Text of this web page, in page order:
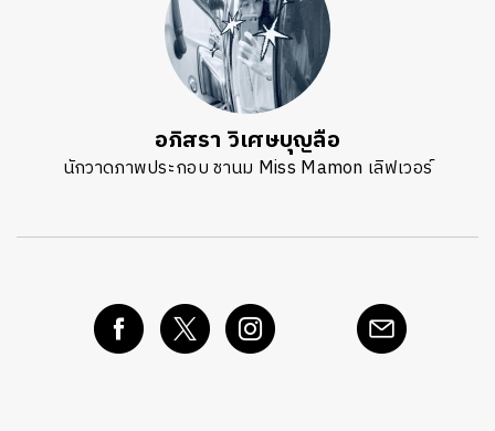
อภิสรา วิเศษบุญลือ
นักวาดภาพประกอบ ชานม Miss Mamon เลิฟเวอร์